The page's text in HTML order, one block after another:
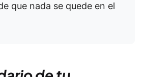
que nada se quede en el